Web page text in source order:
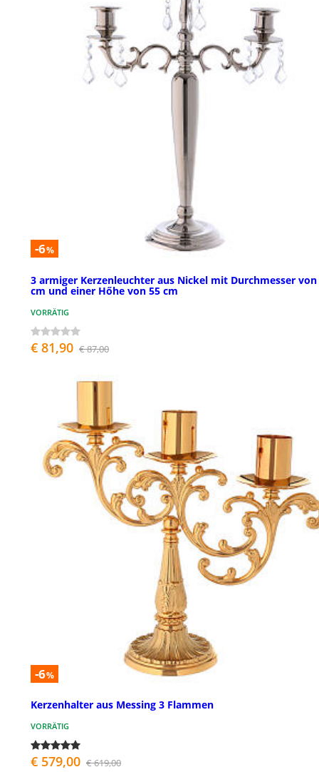
-6%
3 armiger Kerzenleuchter aus Nickel mit Durchmesser von
cm und einer Hőhe von 55 cm
VORRÄTIG
€ 81,90 € 87,00
-6%
Kerzenhalter aus Messing 3 Flammen
VORRÄTIG
€ 579,00 € 619,00